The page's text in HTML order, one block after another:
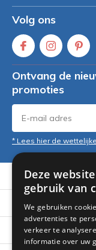
Volg ons
Ontvang de
promoties
* Lees hier de
Klantenservice
Mijn account
Categorieën
Deze
gebruik van
We gebruiken
advertenties te
verkeer te
informatie over uw